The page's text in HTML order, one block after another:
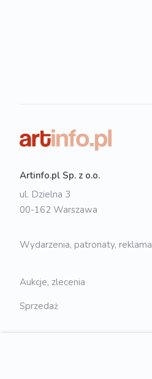
Artinfo.pl Sp. z o.o.
ul. Dzielna 3
00-162 Warszawa
Wydarzenia, patronaty, reklama
Aukcje, zlecenia
Sprzedaż